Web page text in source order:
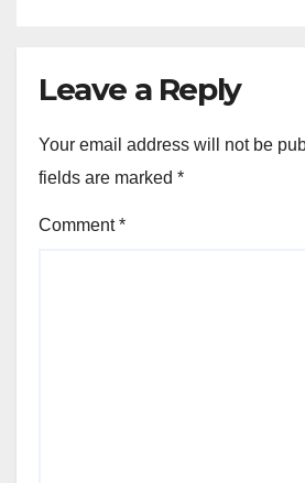
Leave a Reply
Your email address will not be
fields are marked *
Comment*